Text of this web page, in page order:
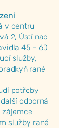
v centru
2, Ústí nad
45 – 60
služby,
rané
potřeby
odborná
zájemce
služby rané